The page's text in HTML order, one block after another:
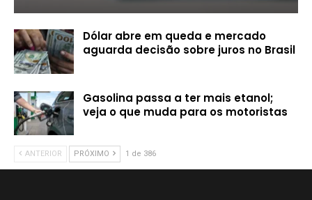
Dólar abre em queda e mercado
aguarda decisão sobre juros no Brasil
Gasolina passa a ter mais etanol;
veja o que muda para os motoristas
ANTERIOR PRÓXIMO 1 de 386